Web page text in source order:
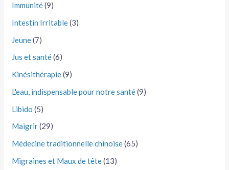
Immunité(9)
Intestin Irritable(3)
Jeune(7)
Jus et santé(6)
Kinésithérapie(9)
L'eau, indispensable pour notre santé(9)
Libido (5)
Maigrir(29)
Médecine traditionnelle chinoise(65)
Migraines et Maux de tête(13)